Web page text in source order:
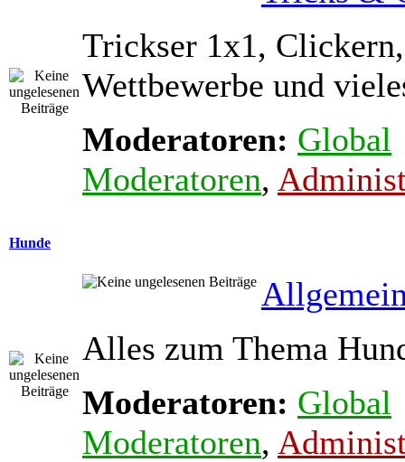
Trickser 1x1, Clickern,
Wettbewerbe und
Moderatoren: Global
Moderatoren,
Hunde
Alles zum Thema
Moderatoren: Global
Moderatoren,